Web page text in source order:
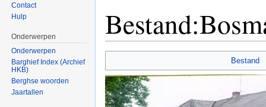
Bestand
Contact
Hulp
Onderwerpen
Onderwerpen
Barghief Index (Archief
HKB)
Berghse woorden
Jaartallen